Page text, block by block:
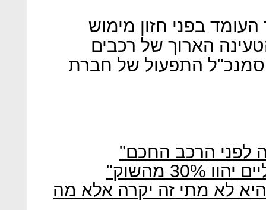
בפני חזון מימוש
הארוך של רכבים
סמנכ"ל התפעול של חברת
לפני הרכב החכם"
לא מתי זה יקרה אלא מה